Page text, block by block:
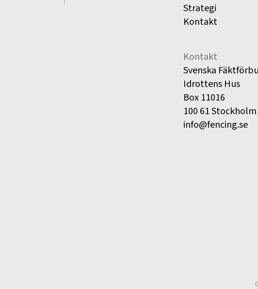
Strategi
Kontakt
Kontakt
Svenska
Idrottens Hus
Box 11016
100 61 Stockholm
info@fencing.se